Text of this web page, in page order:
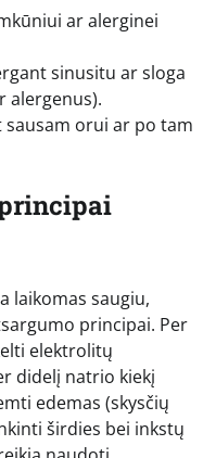
ar alerginei
sinusitu ar sloga
alergenus).
orui ar po tam
laikomas saugiu,
principai. Per
elektrolitų
didelį natrio kiekį
edemas (skysčių
širdies bei inkstų